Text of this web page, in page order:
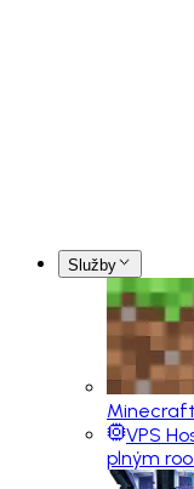
Služby
Minecraft
VPS
plným